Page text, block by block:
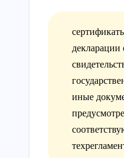
декларации
иные